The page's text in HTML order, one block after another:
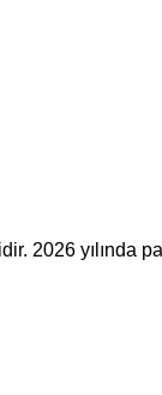
2026 yılında